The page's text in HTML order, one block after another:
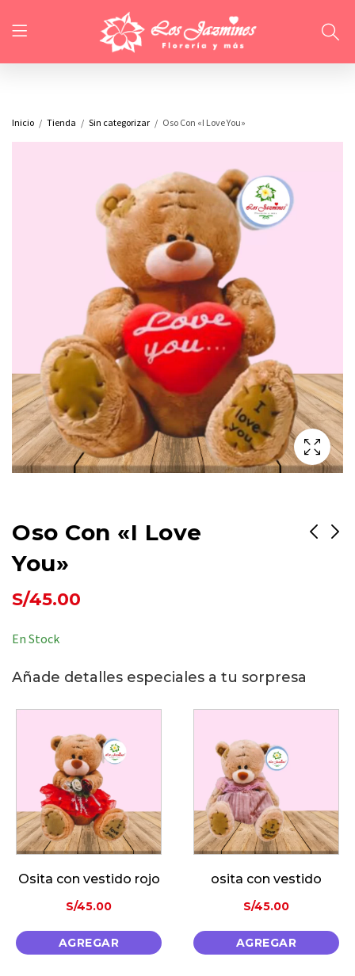
Inicio Tienda Sin categorizar Oso Con «I Love You»
Oso Con «I Love
You»
S/45.00
En Stock
Añade detalles especiales a tu sorpresa
vestido rojo osita con vestido
AGREGAR